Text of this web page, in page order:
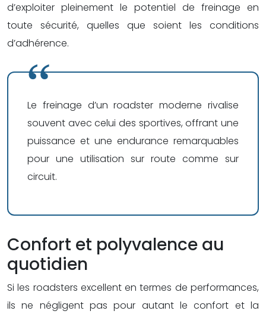
d’exploiter pleinement le potentiel de freinage en
toute sécurité, quelles que soient les conditions
d’adhérence.
Le freinage d’un roadster moderne rivalise
souvent avec celui des sportives, offrant une
puissance et une endurance remarquables
pour une utilisation sur route comme sur
circuit.
Confort et polyvalence au
quotidien
Si les roadsters excellent en termes de performances,
ils ne négligent pas pour autant le confort et la